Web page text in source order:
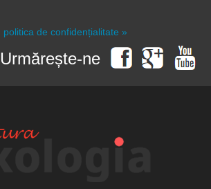
politica de confidențialitate »
Urmărește-ne